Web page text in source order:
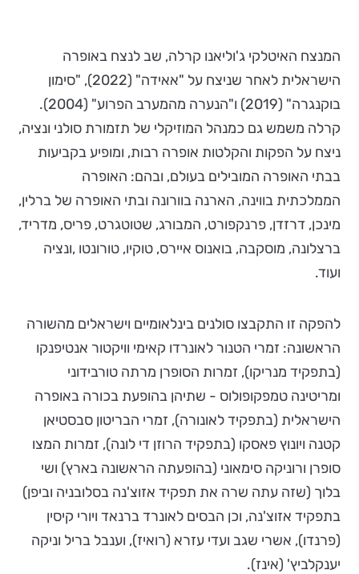
המנצח האיטלקי ג'וליאנו קרלה, שב לנצח באופרה
הישראלית לאחר שניצח על "אאידה" (2022), "סימון
בוקנגרה" (2019) ו"הנערה מהמערב הפרוע" (2004).
קרלה משמש גם כמנהל המוזיקלי של תזמורת סולני ונציה,
ניצח על הפקות והקלטות אופרה רבות, ומופיע בקביעות
בבתי האופרה המובילים בעולם, ובהם: האופרה
הממלכתית בווינה, הארנה בוורונה ובתי האופרה של ברלין,
מינכן, דרזדן, פרנקפורט, המבורג, שטוטגרט, פריס, מדריד,
ברצלונה, מוסקבה, בואנוס איירס, טוקיו, טורונטו ,ונציה
ועוד.
להפקה זו התקבצו סולנים בינלאומיים וישראלים מהשורה
הראשונה: זמרי הטנור לאונרדו קאימי וויקטור אנטיפנקו
(בתפקיד מנריקו), זמרות הסופרן מרתה טורבידוני
ומריטינה טמפקופולוס - שתיהן בהופעת בכורה באופרה
הישראלית (בתפקיד לאונורה), זמרי הבריטון סבסטיאן
קטנה ויונוץ פאסקו (בתפקיד הרוזן די לונה), זמרות המצו
סופרן ורוניקה סימאוני (בהופעתה הראשונה בארץ) ושי
בלוך (שזה עתה שרה את תפקיד אזוצ'נה בסלובניה וביפן)
בתפקיד אזוצ'נה, וכן הבסים לאונרד ברנאד ויורי קיסין
(פרנדו), אשרי שגב ועדי עזרא (רואיז), וענבל בריל וניקה
יענקלביץ' (אינז).